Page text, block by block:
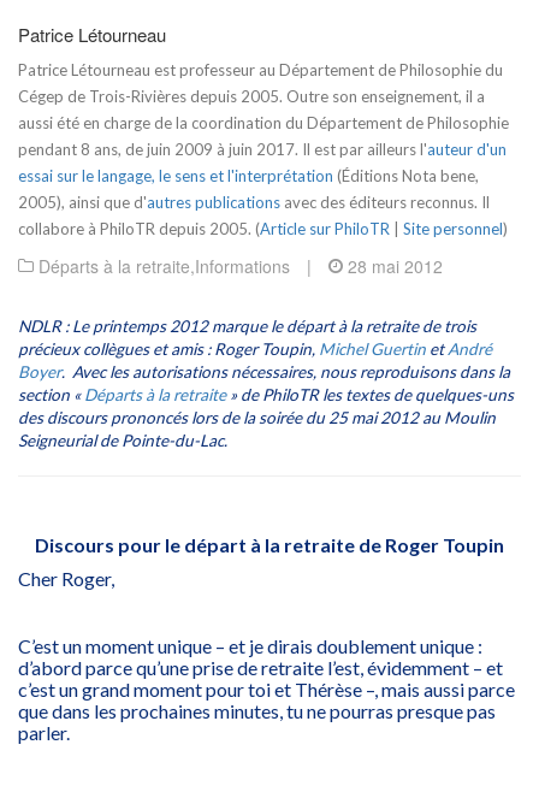
Patrice Létourneau
Patrice Létourneau est professeur au Département de Philosophie du
Cégep de Trois-Rivières depuis 2005. Outre son enseignement, il a
aussi été en charge de la coordination du Département de Philosophie
pendant 8 ans, de juin 2009 à juin 2017. Il est par ailleurs l'auteur d'un
essai sur le langage, le sens et l'interprétation (Éditions Nota bene,
2005), ainsi que d'autres publications avec des éditeurs reconnus. Il
collabore à PhiloTR depuis 2005. (Article sur PhiloTR Site personnel)
Départs à la retraite,Informations | 28 mai 2012
NDLR : Le printemps 2012 marque le départ à la retraite de trois
précieux collègues et amis : Roger Toupin, Michel Guertin etAndré
Boyer. Avec les autorisations nécessaires, nous reproduisons dans la
section «Départs à la retraite» de PhiloTR les textes de quelques-uns
des discours prononcés lors de la soirée du 25 mai 2012 au Moulin
Seigneurial de Pointe-du-Lac.
Discours pour le départ à la retraite de Roger Toupin
Cher Roger,
C’est un moment unique – et je dirais doublement unique :
d’abord parce qu’une prise de retraite l’est, évidemment – et
c’est un grand moment pour toi et Thérèse –, mais aussi parce
que dans les prochaines minutes, tu ne pourras presque pas
parler.